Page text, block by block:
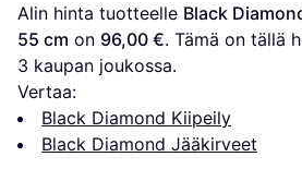
Alin hinta tuotteelle Black
55 cm on 96,00 €
3 kaupan joukossa.
Vertaa:
Black Diamond Kiipeily
Black Diamond Jääkirveet